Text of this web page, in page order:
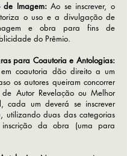
de Imagem:Ao se inscrever, o
o uso e a divulgação de
e obra para fins de
do Prêmio.
para Coautoria e Antologias:
em coautoria dão direito a um
os autores queiram concorrer
de Autor Revelação ou Melhor
cada um deverá se inscrever
utilizando duas das categorias
inscrição da obra (uma para